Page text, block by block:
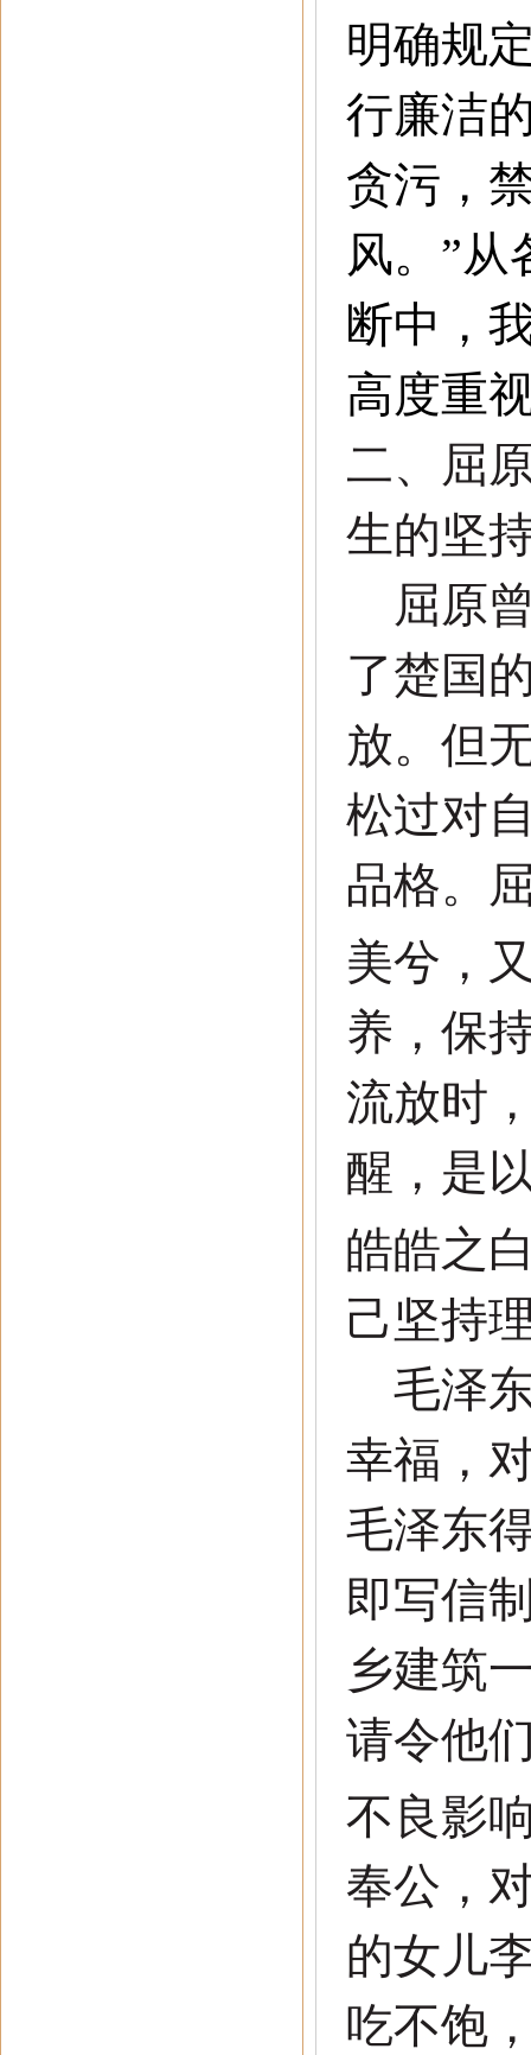
明确规
行廉洁
贪污，
风。 ”从
断中，
高度重
二、 屈
生的坚
屈原曾
了楚国
放。但
松过对
品格。
美兮，
养，保
流放时
醒，是
皓皓之
己坚持
毛泽东
幸福，
毛泽东
即写信
乡建筑
请令他
不良影
奉公，
的女儿
吃不饱